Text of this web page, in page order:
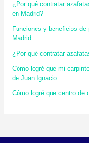
¿Por qué contratar
en Madrid?
Funciones y beneficios
Madrid
¿Por qué contratar
Cómo logré que mi
de Juan Ignacio
Cómo logré que centro de